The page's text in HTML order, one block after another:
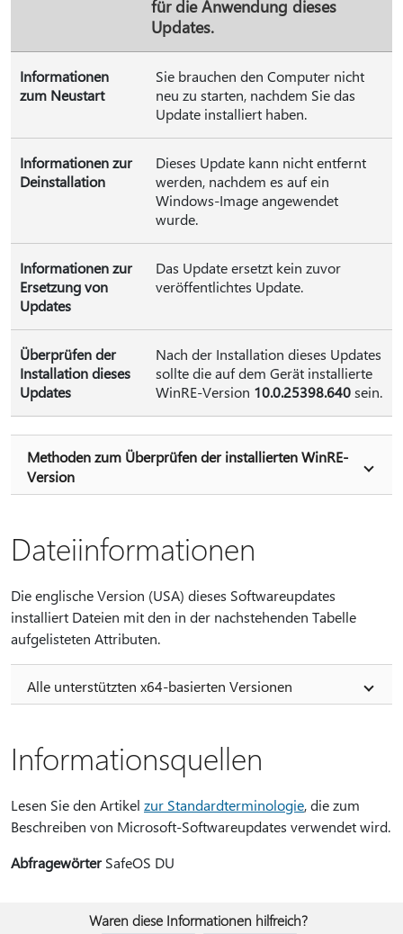
für die Anwendung dieses
Updates.
Informationen
zum Neustart
Sie brauchen den Computer nicht
neu zu starten, nachdem Sie das
Update installiert haben.
Informationen zur
Deinstallation
Dieses Update kann nicht entfernt
werden, nachdem es auf ein
Windows-Image angewendet
wurde.
Informationen zur
Ersetzung von
Updates
Das Update ersetzt kein zuvor
veröffentlichtes Update.
Überprüfen der
Installation dieses
Updates
Nach der Installation dieses Updates
sollte die auf dem Gerät installierte
WinRE-Version 10.0.25398.640sein.
Methoden zum Überprüfen der installierten WinRE-
Version
Dateiinformationen
Die englische Version (USA) dieses Softwareupdates
installiert Dateien mit den in der nachstehenden Tabelle
aufgelisteten Attributen.
Alle unterstützten x64-basierten Versionen
Informationsquellen
Lesen Sie den Artikel zur Standardterminologie, die zum
Beschreiben von Microsoft-Softwareupdates verwendet wird.
AbfragewörterSafeOS DU
Waren diese Informationen hilfreich?